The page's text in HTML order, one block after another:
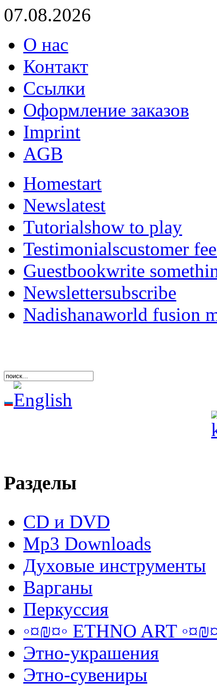
07.08.2026
О нас
Контакт
Ссылки
Оформление заказов
Imprint
AGB
Homestart
Newslatest
Tutorialshow to play
Testimonialscustomer
Guestbookwrite
Newslettersubscribe
Nadishanaworld fusion
Разделы
CD и DVD
Mp3 Downloads
Духовые инструменты
Варганы
Перкуссия
◦¤₪¤◦ ETHNO ART
Этно-украшения
Этно-сувениры